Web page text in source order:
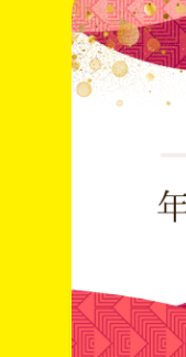
まし